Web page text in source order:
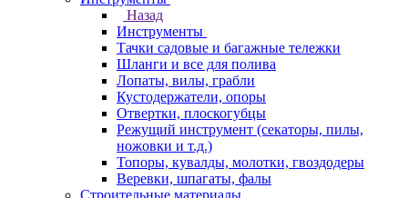
Назад
Инструменты
Тачки садовые и багажные тележки
Шланги и все для полива
Лопаты, вилы, грабли
Кустодержатели, опоры
Отвертки, плоскогубцы
Режущий инструмент (секаторы, пилы,
ножовки и т.д.)
Топоры, кувалды, молотки, гвоздодеры
Веревки, шпагаты, фалы
Строительные материалы